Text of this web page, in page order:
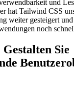
und
hat Tailwind CSS
weiter gesteigert
noch
Sie